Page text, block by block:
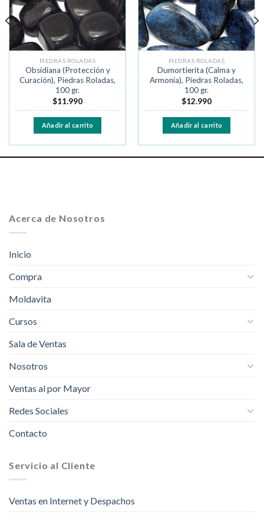
PIEDRAS ROLADAS
Obsidiana (Protección y
Curación), Piedras Roladas,
100 gr.
$11.990
Añadir al carrito
PIEDRAS ROLADAS
Dumortierita (Calma y
Armonía), Piedras Roladas,
100 gr.
$12.990
Añadir al carrito
Acerca de Nosotros
Inicio
Compra
Moldavita
Cursos
Sala de Ventas
Nosotros
Ventas al por Mayor
Redes Sociales
Contacto
Servicio al Cliente
Ventas en Internet y Despachos